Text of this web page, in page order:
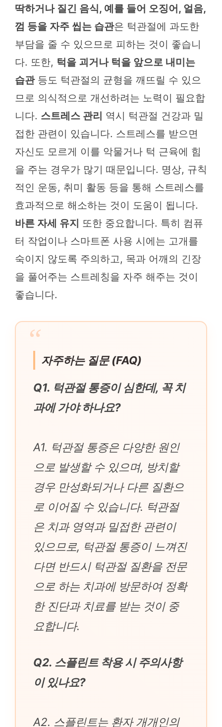
딱하거나 질긴 음식, 예를 들어 오징어, 얼음,
껌 등을 자주 씹는 습관은 턱관절에 과도한
부담을 줄 수 있으므로 피하는 것이 좋습니
다. 또한, 턱을 괴거나 턱을 앞으로 내미는
습관등도 턱관절의 균형을 깨뜨릴 수 있으
므로 의식적으로 개선하려는 노력이 필요합
니다. 스트레스 관리 역시 턱관절 건강과 밀
접한 관련이 있습니다. 스트레스를 받으면
자신도 모르게 이를 악물거나 턱 근육에 힘
을 주는 경우가 많기 때문입니다. 명상, 규칙
적인 운동, 취미 활동 등을 통해 스트레스를
효과적으로 해소하는 것이 도움이 됩니다.
바른 자세 유지 또한 중요합니다. 특히 컴퓨
터 작업이나 스마트폰 사용 시에는 고개를
숙이지 않도록 주의하고, 목과 어깨의 긴장
을 풀어주는 스트레칭을 자주 해주는 것이
좋습니다.
자주하는 질문 (FAQ)
Q1. 턱관절 통증이 심한데, 꼭 치
과에 가야 하나요?
A1. 턱관절 통증은 다양한 원인
으로 발생할 수 있으며, 방치할
경우 만성화되거나 다른 질환으
로 이어질 수 있습니다. 턱관절
은 치과 영역과 밀접한 관련이
있으므로, 턱관절 통증이 느껴진
다면 반드시 턱관절 질환을 전문
으로 하는 치과에 방문하여 정확
한 진단과 치료를 받는 것이 중
요합니다.
Q2. 스플린트 착용 시 주의사항
이 있나요?
A2. 스플린트는 환자 개개인의